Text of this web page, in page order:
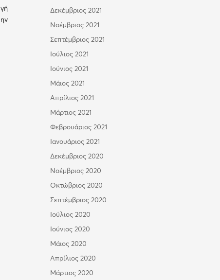
Δεκέμβριος 2021
Νοέμβριος 2021
Σεπτέμβριος 2021
Ιούλιος 2021
Ιούνιος 2021
Μάιος 2021
Απρίλιος 2021
Μάρτιος 2021
Φεβρουάριος 2021
Ιανουάριος 2021
Δεκέμβριος 2020
Νοέμβριος 2020
Οκτώβριος 2020
Σεπτέμβριος 2020
Ιούλιος 2020
Ιούνιος 2020
Μάιος 2020
Απρίλιος 2020
Μάρτιος 2020